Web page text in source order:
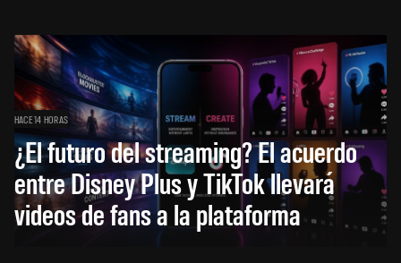
HACE 14 HORAS
¿El futuro del streaming? El acuerdo
entre Disney Plus y TikTok llevará
videos de fans a la plataforma